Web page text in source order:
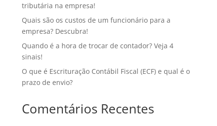
tributária na empresa!
Quais são os custos de um funcionário para a
empresa? Descubra!
Quando é a hora de trocar de contador? Veja 4
sinais!
O que é Escrituração Contábil Fiscal (ECF) e qual é o
prazo de envio?
Comentários Recentes